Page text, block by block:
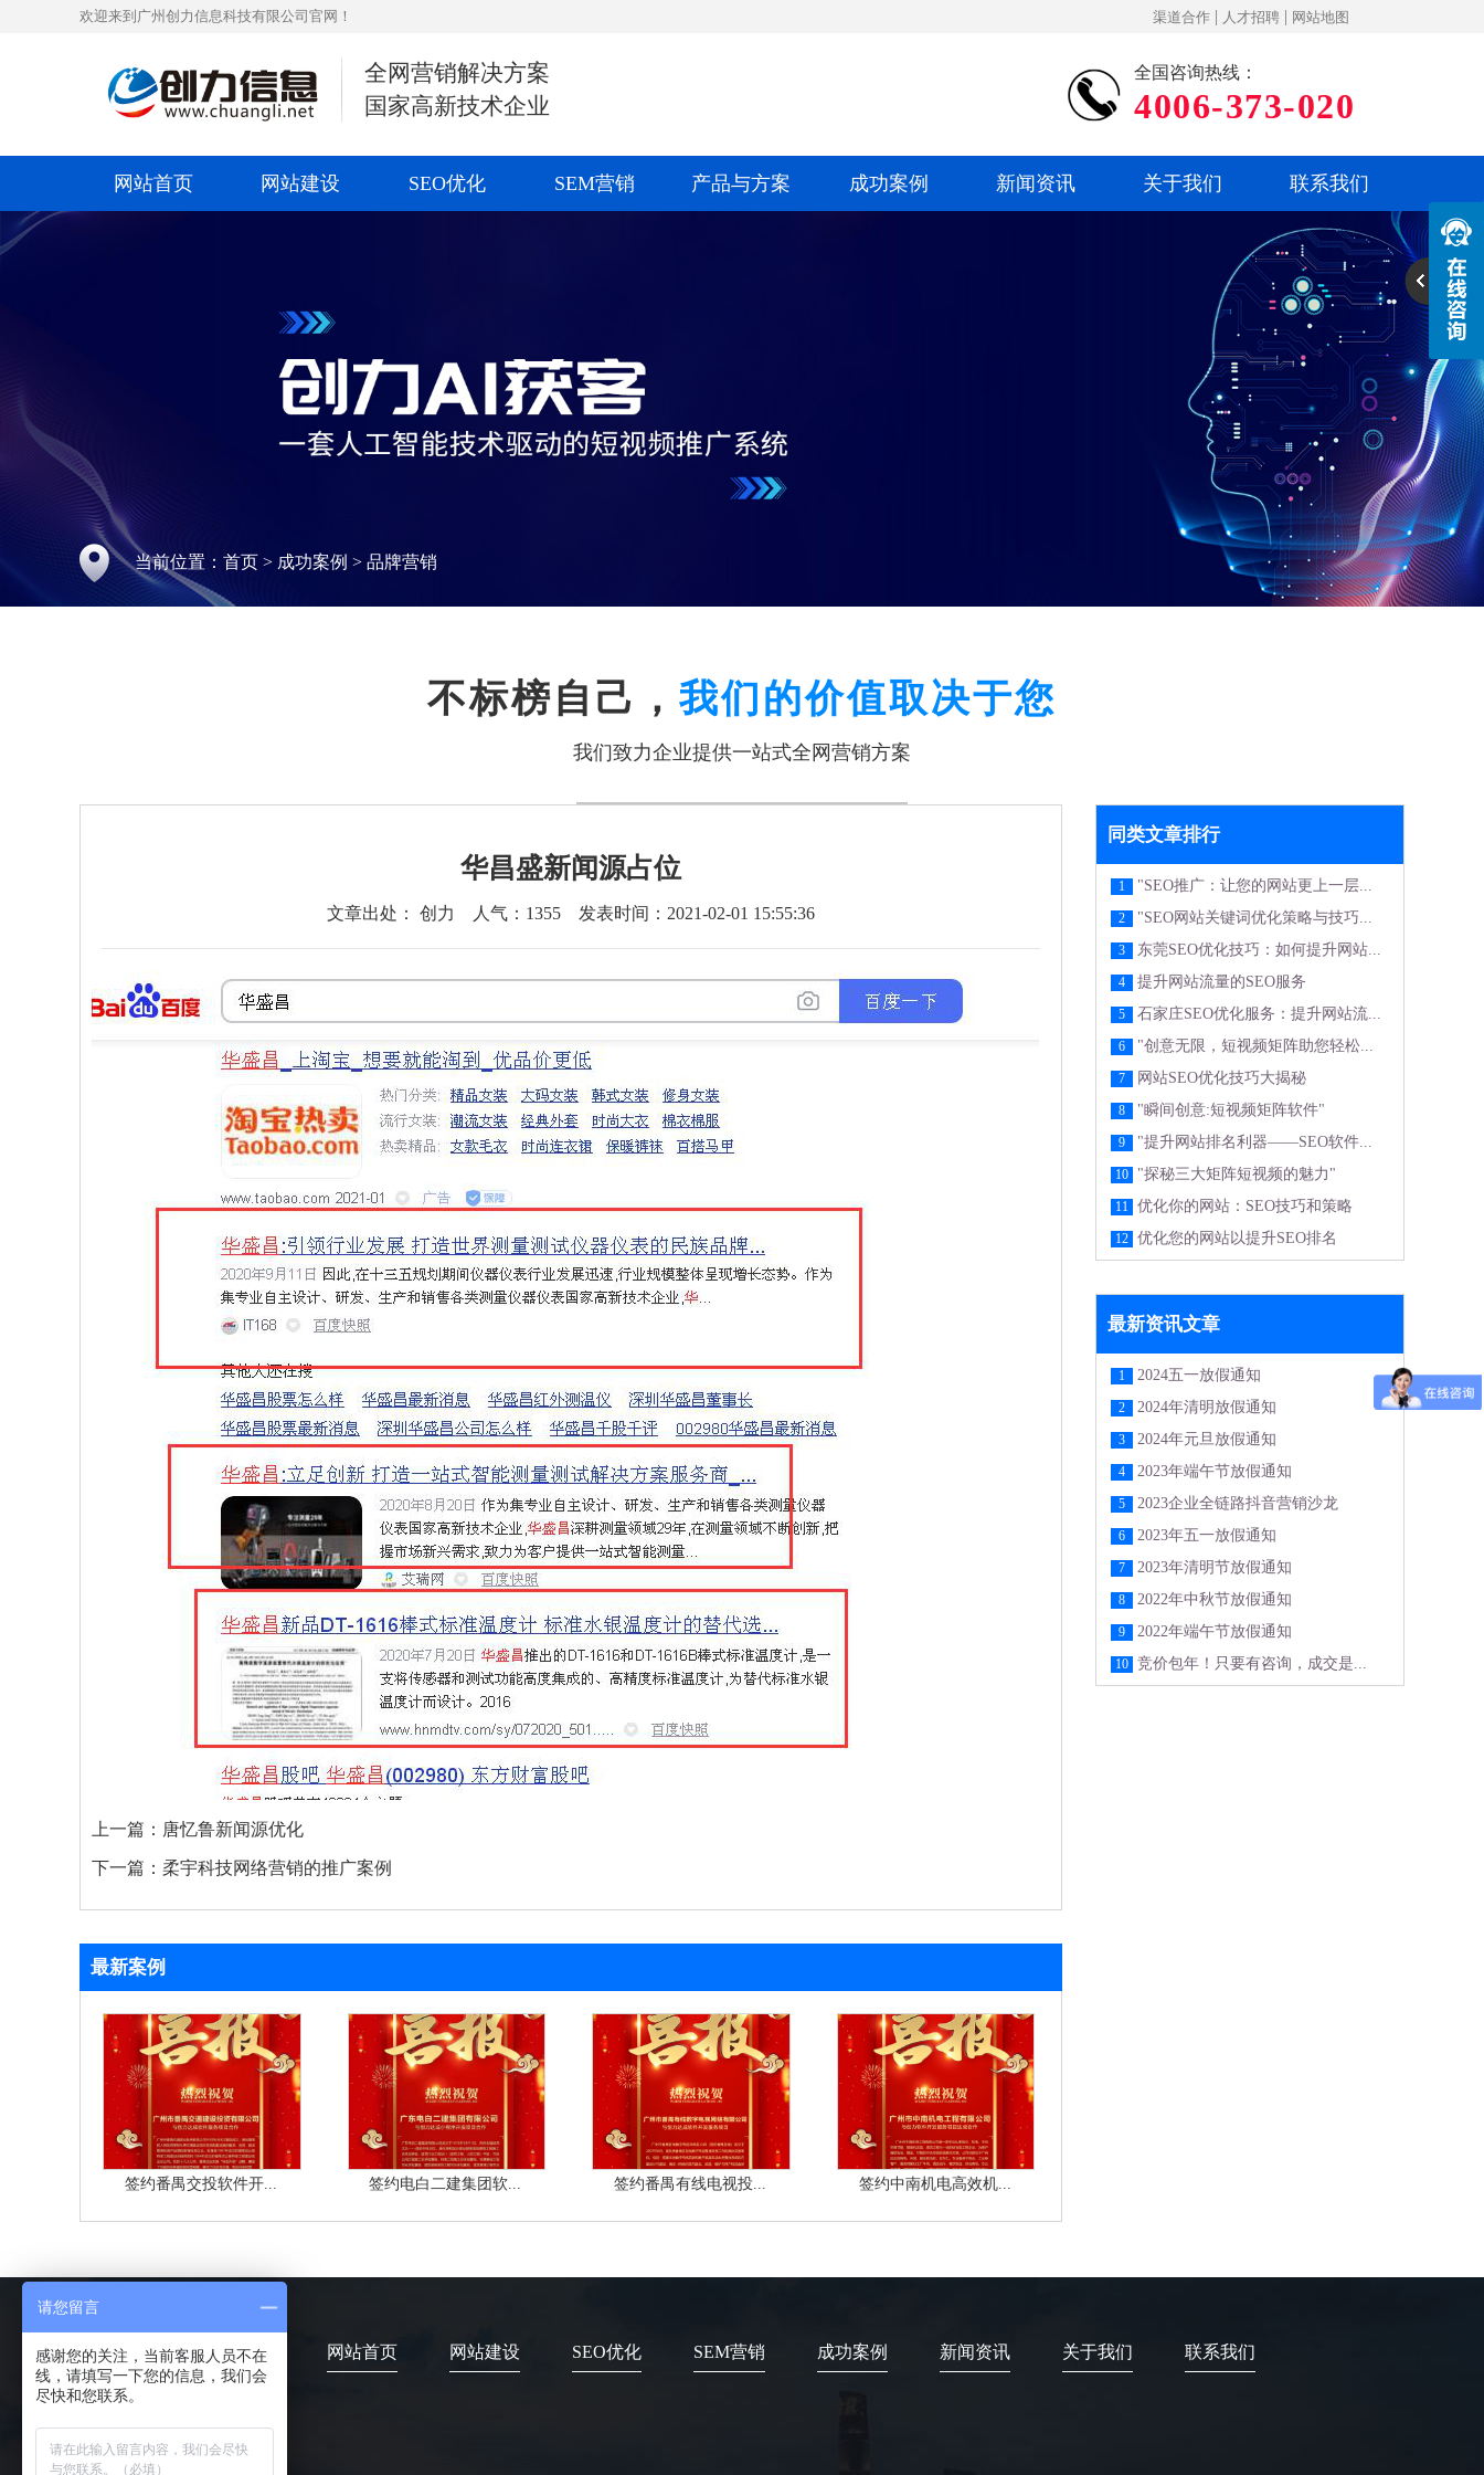
欢迎来到广州创力信息科技有限公司官网！ 渠道合作 | 人才招聘 | 网站地图
全网营销解决方案
国家高新技术企业
全国咨询热线：
4006-373-020
网站首页 网站建设 SEO优化 SEM营销 产品与方案 成功案例 新闻资讯 关于我们 联系我们
当前位置： 首页 > 成功案例 > 品牌营销
不标榜自己， 我们的价值取决于您
我们致力企业提供一站式全网营销方案
华昌盛新闻源占位
文章出处： 创力 人气： 1355 发表时间：2021-02-01 15:55:36
上一篇： 唐忆鲁新闻源优化
下一篇： 柔宇科技网络营销的推广案例
最新案例
签约番禺交投软件开... 签约电白二建集团软... 签约番禺有线电视投... 签约中南机电高效机...
同类文章排行
1 "SEO推广：让您的网站更上一层...
2 "SEO网站关键词优化策略与技巧...
3 东莞SEO优化技巧：如何提升网站...
4 提升网站流量的SEO服务
5 石家庄SEO优化服务：提升网站流...
6 "创意无限，短视频矩阵助您轻松...
7 网站SEO优化技巧大揭秘
8 "瞬间创意:短视频矩阵软件"
9 "提升网站排名利器——SEO软件...
10 "探秘三大矩阵短视频的魅力"
11 优化你的网站：SEO技巧和策略
12 优化您的网站以提升SEO排名
最新资讯文章
1 2024五一放假通知
2 2024年清明放假通知
3 2024年元旦放假通知
4 2023年端午节放假通知
5 2023企业全链路抖音营销沙龙
6 2023年五一放假通知
7 2023年清明节放假通知
8 2022年中秋节放假通知
9 2022年端午节放假通知
10 竞价包年！只要有咨询，成交是...
网站首页 网站建设 SEO优化 SEM营销 成功案例 新闻资讯 关于我们 联系我们
请您留言
感谢您的关注，当前客服人员不在
线，请填写一下您的信息，我们会
尽快和您联系。